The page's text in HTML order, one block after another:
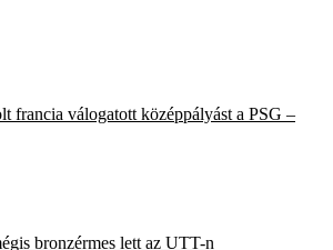
francia válogatott középpályást a PSG –
bronzérmes lett az UTT-n